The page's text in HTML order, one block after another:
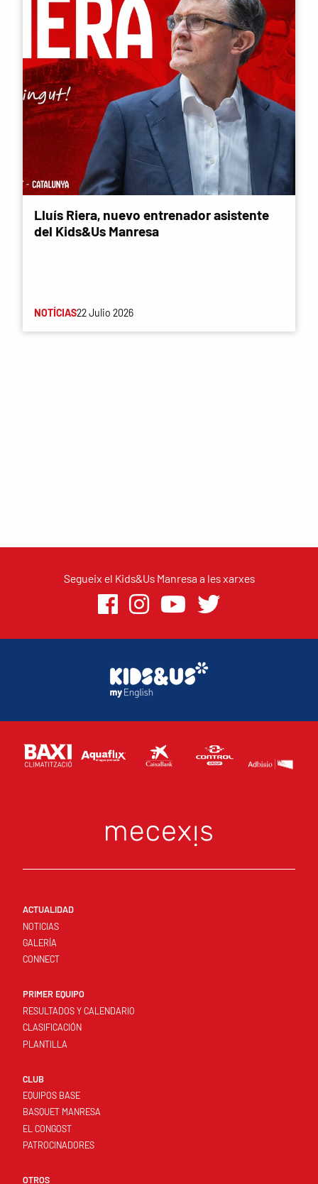
Lluís Riera, nuevo entrenador asistente
del Kids&Us Manresa
NOTÍCIAS22 Julio 2026
Segueix el Kids&Us Manresa a les xarxes
ACTUALIDAD
NOTICIAS
GALERÍA
CONNECT
PRIMER EQUIPO
RESULTADOS Y CALENDARIO
CLASIFICACIÓN
PLANTILLA
CLUB
EQUIPOS BASE
BASQUET MANRESA
EL CONGOST
PATROCINADORES
OTROS